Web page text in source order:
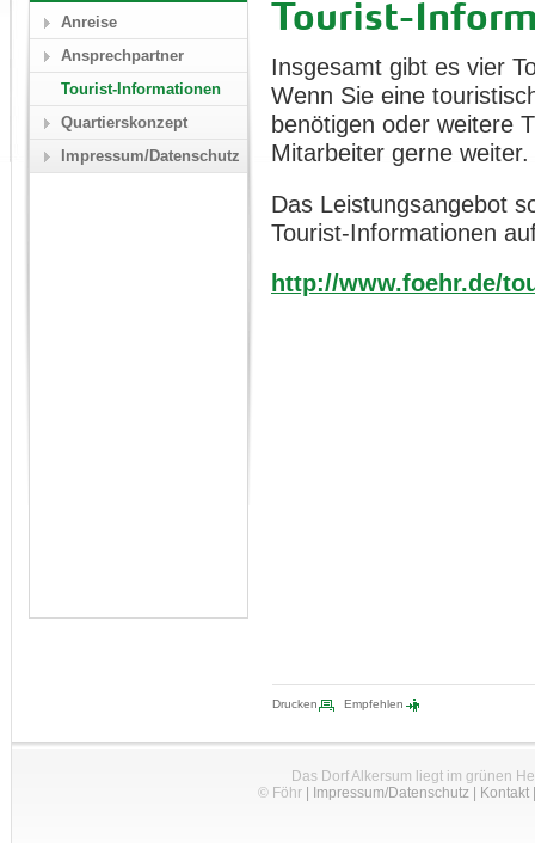
Tourist-
Insgesamt gibt es vier
Wenn Sie eine
benötigen oder weitere
Mitarbeiter gerne weiter.
Das Leistungsangebot
Tourist-Informationen
http://www.foehr.de/
Anreise
Ansprechpartner
Tourist-Informationen
Quartierskonzept
Impressum/Datenschutz
Drucken Empfehlen
Das Dorf Alkersum liegt im grünen
© Föhr| Impressum/Datenschutz| Kontakt